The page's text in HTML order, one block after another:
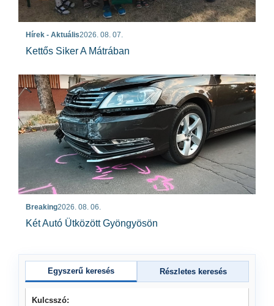
Hírek - Aktuális2026. 08. 07.
Kettős Siker A Mátrában
Breaking2026. 08. 06.
Két Autó Ütközött Gyöngyösön
Egyszerű keresés Részletes keresés
Kulcsszó: